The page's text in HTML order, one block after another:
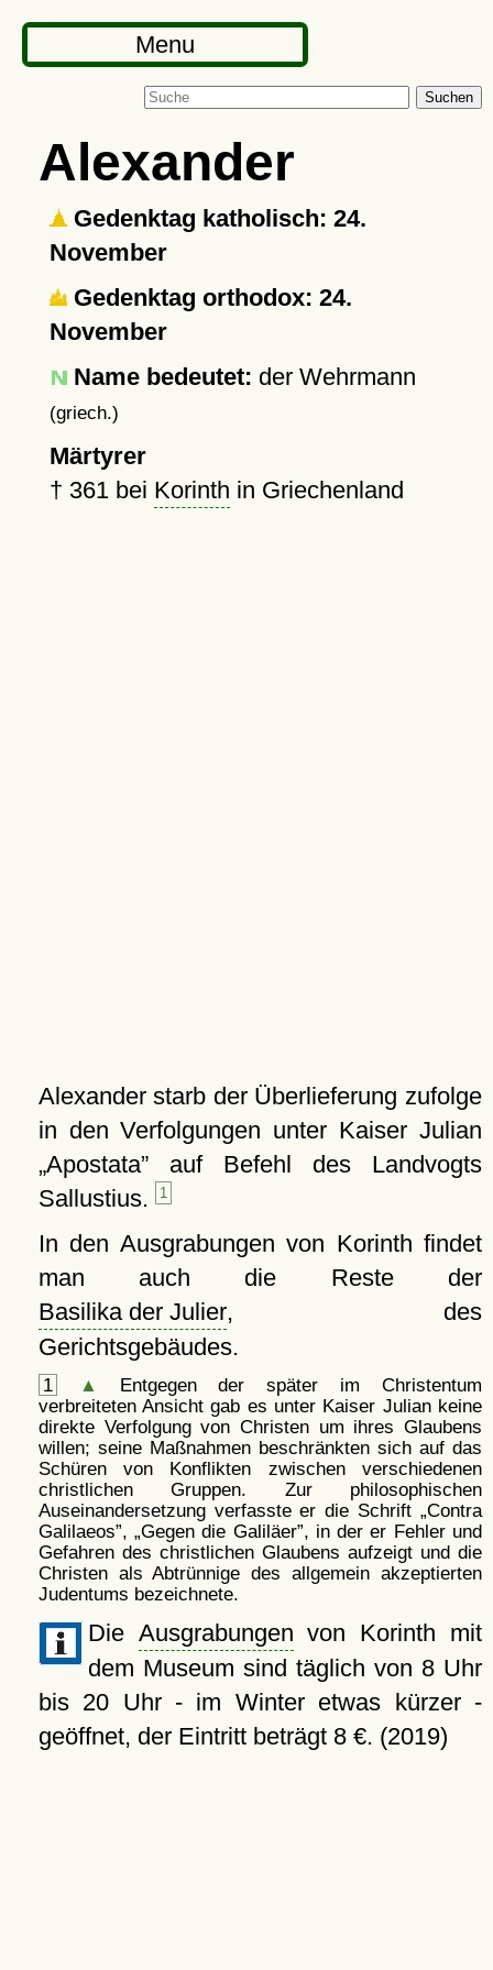
Menu
Suchen
Alexander
Gedenktag katholisch: 24.
November
Gedenktag orthodox: 24.
November
Name bedeutet: der Wehrmann
(griech.)
Märtyrer
† 361bei Korinth in Griechenland
Alexander starb der Überlieferung zufolge
in den Verfolgungen unter Kaiser Julian
Apostata auf Befehl des Landvogts
Sallustius.
1
In den Ausgrabungen von Korinth findet
man auch die Reste der
Basilika der Julier, des
Gerichtsgebäudes.
1 ▲
Entgegen der später im Christentum
verbreiteten Ansicht gab es unter Kaiser Julian keine
direkte Verfolgung von Christen um ihres Glaubens
willen; seine Maßnahmen beschränkten sich auf das
Schüren von Konflikten zwischen verschiedenen
christlichen Gruppen. Zur philosophischen
Auseinandersetzung verfasste er die Schrift
Contra
Galilaeos , Gegen die Galiläer , in der er Fehler und
Gefahren des christlichen Glaubens aufzeigt und die
Christen als Abtrünnige des allgemein akzeptierten
Judentums bezeichnete.
Die Ausgrabungen von Korinth mit
dem Museum sind täglich von 8 Uhr
bis 20 Uhr - im Winter etwas kürzer -
geöffnet, der Eintritt beträgt 8 €. (2019)